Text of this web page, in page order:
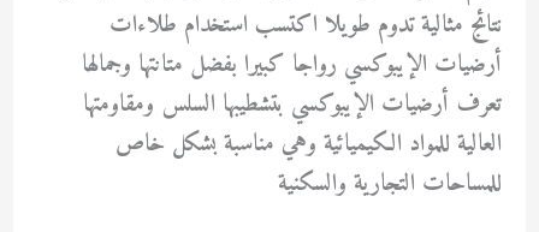
نتائج مثالية تدوم طويلا اكتسب استخدام طلاءات
أرضيات الإيبوكسي رواجا كبيرا بفضل متانتها وجمالها
تعرف أرضيات الإيبوكسي بتشطيبها السلس ومقاومتها
العالية للمواد الكيميائية وهي مناسبة بشكل خاص
للمساحات التجارية والسكنية